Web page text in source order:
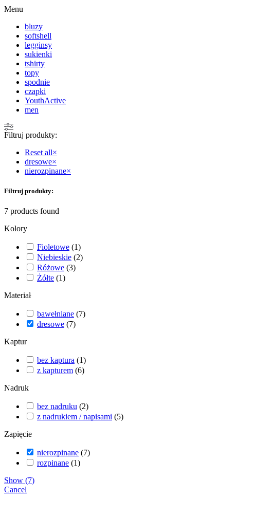
Menu
bluzy
softshell
legginsy
sukienki
tshirty
topy
spodnie
czapki
YouthActive
men
Filtruj produkty:
Reset all×
dresowe×
nierozpinane×
Filtruj produkty:
7 products found
Kolory
Fioletowe (1)
Niebieskie (2)
Różowe (3)
Żółte (1)
Materiał
bawełniane (7)
dresowe (7)
Kaptur
bez kaptura (1)
z kapturem (6)
Nadruk
bez nadruku (2)
z nadrukiem / napisami (5)
Zapięcie
nierozpinane (7)
rozpinane (1)
Show (7)
Cancel